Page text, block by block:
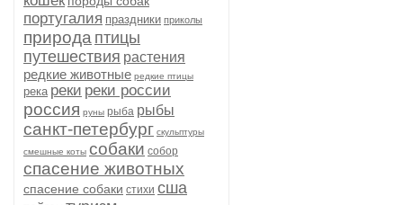
португалия праздники приколы
природа птицы
путешествия растения
редкие животные редкие птицы
река реки реки россии
россия руны рыба рыбы
санкт-петербург скульптуры
смешные коты собаки собор
спасение животных
спасение собаки стихи сша